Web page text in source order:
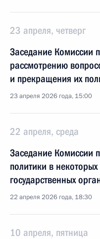
23 апреля, четверг
Заседание Комиссии
рассмотрению
и прекращения их
23 апреля 2026 года, 15:00
22 апреля, среда
Заседание Комиссии
политики в
государственных
22 апреля 2026 года, 18:30
10 апреля, пятница